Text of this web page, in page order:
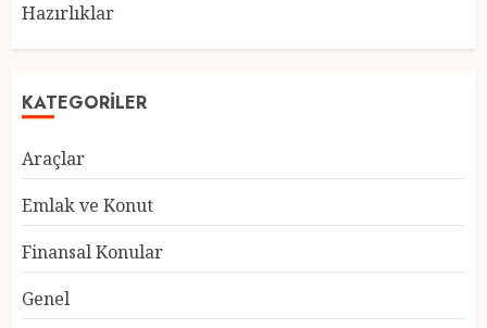
Hazırlıklar
KATEGORILER
Araçlar
Emlak ve Konut
Finansal Konular
Genel
4
Atmosfer ve Özel Hazırlıklar